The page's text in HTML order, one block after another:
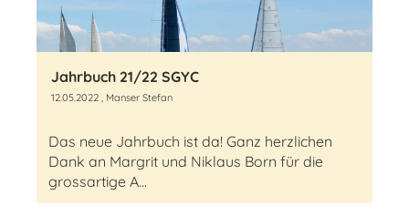
Jahrbuch 21/22 SGYC
12.05.2022 , Manser Stefan
Das neue Jahrbuch ist da! Ganz herzlichen
Dank an Margrit und Niklaus Born für die
grossartige A...